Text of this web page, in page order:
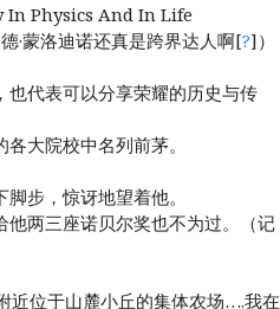
In Physics And In Life
蒙洛迪诺还真是跨界达人啊[?]）
也代表可以分享荣耀的历史与传
大院校中名列前茅。
步，惊讶地望着他。
两三座诺贝尔奖也不为过。（记
近位于山麓小丘的集体农场….我在